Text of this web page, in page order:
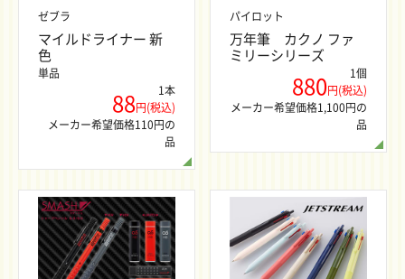
ゼブラ
マイルドライナー 新
色
単品
1本
88円(税込)
メーカー希望価格110円の
品
パイロット
万年筆 カクノ ファ
ミリーシリーズ
1個
880円(税込)
メーカー希望価格1,100円の
品